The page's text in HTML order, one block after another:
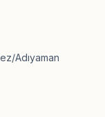
Adıyaman